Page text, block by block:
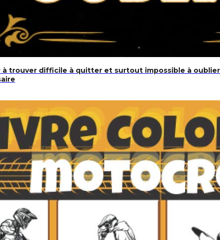
trouver difficile à quitter et surtout impossible à